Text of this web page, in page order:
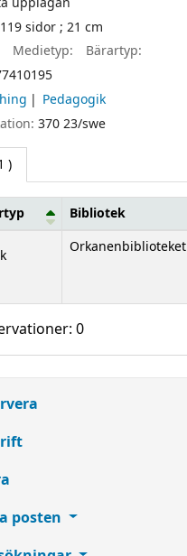
119 sidor ; 21 cm
Medietyp:
Bärartyp:
Pedagogik
370 23/swe
)
Bibliotek
Orkanenbiblioteket
0
posten